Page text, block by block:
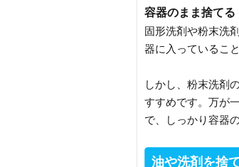
容器のまま捨てる
固形洗剤や粉末洗
器に入っているこ
しかし、粉末洗剤
すすめです。万が
で、しっかり容器
油や洗剤を捨